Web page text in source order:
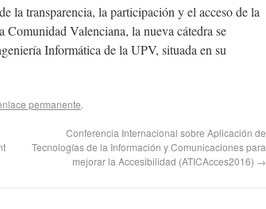
la transparencia, la participación y el acceso de la
Valenciana, la nueva cátedra se
Informática de la UPV, situada en su
permanente.
Conferencia Internacional sobre Aplicación de
Tecnologías de la Información y Comunicaciones para
mejorar la Accesibilidad (ATICAcces2016) →